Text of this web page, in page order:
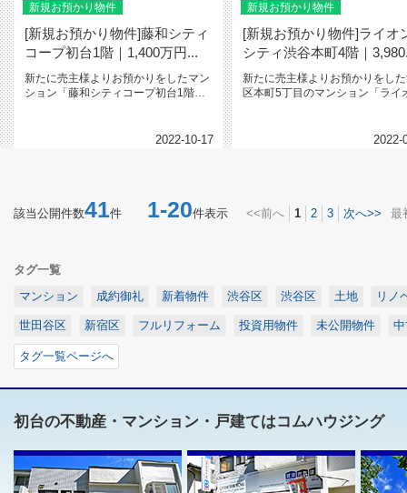
新規お預かり物件
[新規お預かり物件]藤和シティ
コープ初台1階｜1,400万円...
新たに売主様よりお預かりをしたマン
ション「藤和シティコープ初台1階」
2022-10-17
新規お預かり物件
[新規お預かり物件]ライオ
シティ渋谷本町4階｜
新たに売主様よりお預かりをし
区本町5丁目のマンション「ライ
2022-
該当公開件数41件 1-20件表示 <<前へ 1 2 3 次へ>> 最
タグ一覧
マンション
成約御礼 新着物件 渋谷区 渋谷区 土地 リノ
世田谷区 新宿区 フルリフォーム 投資用物件 未公開物件
タグ一覧ページへ
初台の不動産・マンション・戸建てはコムハウジング